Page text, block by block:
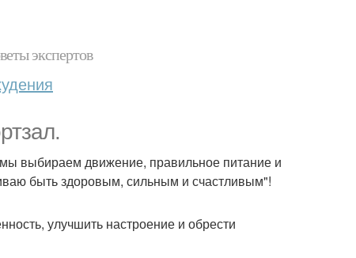
экспертов
выбираем движение, правильное питание и
быть здоровым, сильным и счастливым"!
улучшить настроение и обрести